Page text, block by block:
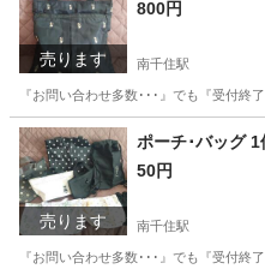
売ります
800円
南千住駅
『お問い合わせ多数･･･』でも『受付
東京 台東区 南千住駅 バッ
売ります
ポーチ･バッグ 1
50円
南千住駅
『お問い合わせ多数･･･』でも『受付